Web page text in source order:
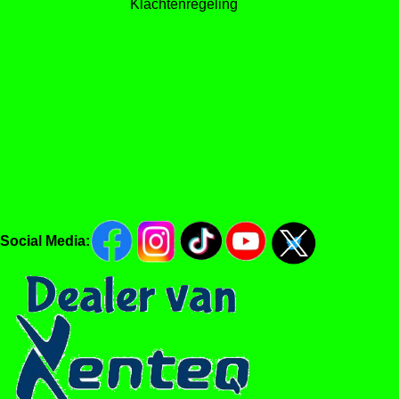
Klachtenregeling
Social Media: